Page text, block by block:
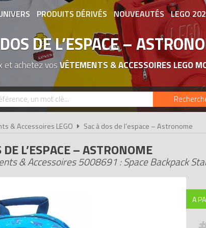
PRODUITS DÉRIVÉS NOUVEAUTÉS LEGO
ASSOCIATIONS DE FANS
DE L’ESPACE –
et achetez vosVÊTEMENTS & ACCESSOIRES LEGO
& Accessoires LEGO Sac à dos de l’espace – Astronome
DE L’ESPACE – ASTRONOME
& Accessoires 5008691 : Space Backpack
A